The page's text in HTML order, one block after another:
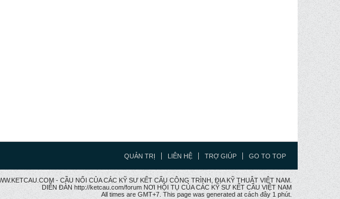
QUẢN TRỊ LIÊN HỆ TRỢ GIÚP GO TO TOP
- CẦU NỐI CỦA CÁC KỸ SƯ KẾT CẤU CÔNG TRÌNH, ĐỊA KỸ THUẬT VIỆT NAM.
DIỄN ĐÀN http://ketcau.com/forum NƠI HỘI TỤ CỦA CÁC KỸ SƯ KẾT CÂU VIỆT NAM
All times are GMT+7. This page was generated at cách đây 1 phút.